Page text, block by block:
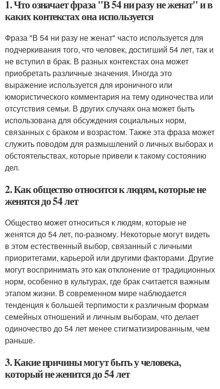
1. Что означает фраза "В 54 ни разу не женат" и в
каких контекстах она используется
Фраза "В 54 ни разу не женат" часто используется для
подчеркивания того, что человек, достигший 54 лет, так и
не вступил в брак. В разных контекстах она может
приобретать различные значения. Иногда это
выражение используется для ироничного или
юмористического комментария на тему одиночества или
отсутствия семьи. В других случаях она может быть
использована для обсуждения социальных норм,
связанных с браком и возрастом. Также эта фраза может
служить поводом для размышлений о личных выборах и
обстоятельствах, которые привели к такому состоянию
дел.
2. Как общество относится к людям, которые не
женятся до 54 лет
Общество может относиться к людям, которые не
женятся до 54 лет, по-разному. Некоторые могут видеть
в этом естественный выбор, связанный с личными
приоритетами, карьерой или другими факторами. Другие
могут воспринимать это как отклонение от традиционных
норм, особенно в культурах, где брак считается важным
этапом жизни. В современном мире наблюдается
тенденция к большей терпимости к различным формам
семейных отношений и личным выборам, что делает
одиночество до 54 лет менее стигматизированным, чем
раньше.
3. Какие причины могут быть у человека,
который не женится до 54 лет